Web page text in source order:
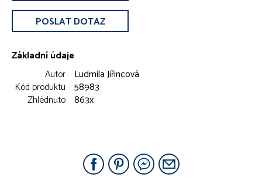
POSLAT DOTAZ
Základní údaje
Autor Ludmila Jiřincová
Kód produktu 58983
Zhlédnuto 863x